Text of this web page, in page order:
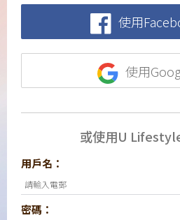
使用
使用
或使用U
用戶名：
密碼：